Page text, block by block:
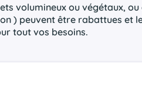
volumineux ou végétaux,
) peuvent être rabattues et
tout vos besoins.